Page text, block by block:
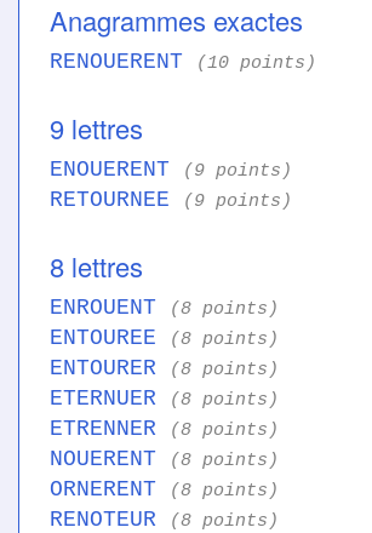
Anagrammes exactes
RENOUERENT (10 points)
9 lettres
ENOUERENT (9 points)
RETOURNEE (9 points)
8 lettres
ENROUENT (8 points)
ENTOUREE (8 points)
ENTOURER (8 points)
ETERNUER (8 points)
ETRENNER (8 points)
NOUERENT (8 points)
ORNERENT (8 points)
RENOTEUR (8 points)